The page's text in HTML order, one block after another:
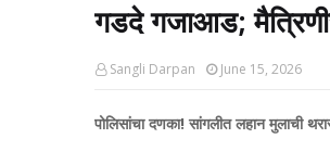
गडदे गजाआड;
Sangli Darpan June 15, 2026
पोलिसांचा दणका! सांगलीत लहान मुलाची